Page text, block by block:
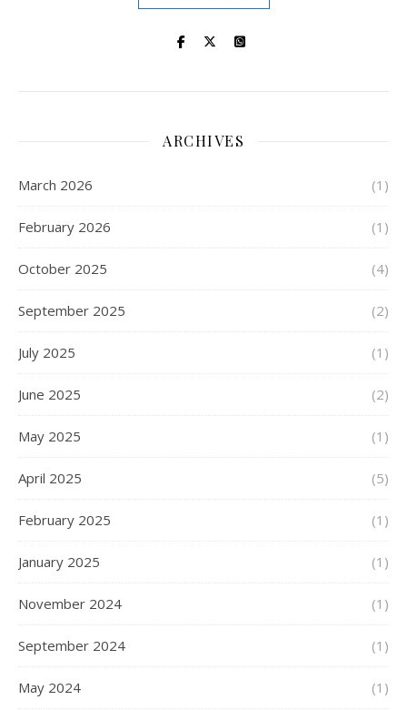
ARCHIVES
March 2026 (1)
February 2026 (1)
October 2025 (4)
September 2025 (2)
July 2025 (1)
June 2025 (2)
May 2025 (1)
April 2025 (5)
February 2025 (1)
January 2025 (1)
November 2024 (1)
September 2024 (1)
May 2024 (1)